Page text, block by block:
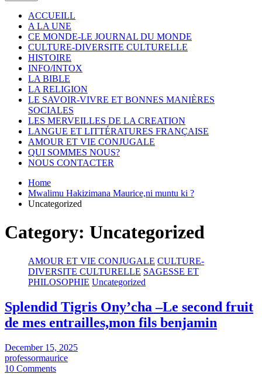
ACCUEILL
A LA UNE
CE MONDE-LE JOURNAL DU MONDE
CULTURE-DIVERSITE CULTURELLE
HISTOIRE
INFO/INTOX
LA BIBLE
LA RELIGION
LE SAVOIR-VIVRE ET BONNES MANIÈRES
SOCIALES
LES MERVEILLES DE LA CREATION
LANGUE ET LITTÉRATURES FRANÇAISE
AMOUR ET VIE CONJUGALE
QUI SOMMES NOUS?
NOUS CONTACTER
Home
Mwalimu Hakizimana Maurice,ni muntu ki ?
Uncategorized
Category: Uncategorized
AMOUR ET VIE CONJUGALE CULTURE-
DIVERSITE CULTURELLE SAGESSE ET
PHILOSOPHIE Uncategorized
Splendid Tigris Ony’cha –Le second fruit
de mes entrailles,mon fils benjamin
December 15, 2025
professormaurice
10 Comments